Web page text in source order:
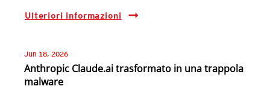
Ulteriori informazioni
Jun 18, 2026
Anthropic Claude.ai trasformato in una trappola
malware